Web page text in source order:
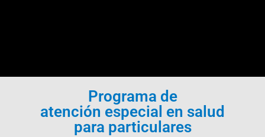
Programa de
atención especial en salud
para particulares